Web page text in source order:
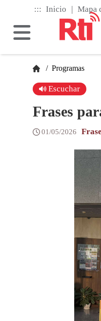
main
content
::: Inicio | Mapa
/ Programas
Escuchar
Frases
01/05/2026